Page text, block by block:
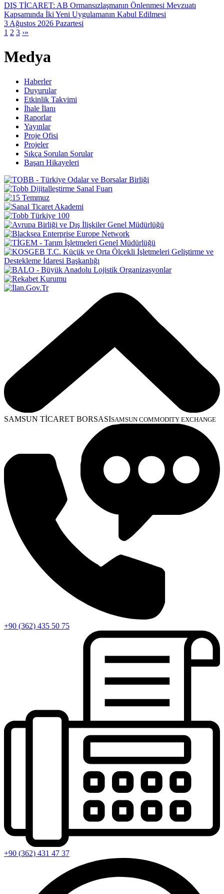
DIŞ TİCARET: AB Ormansızlaşmanın Önlenmesi Mevzuatı
Kapsamında İki Yeni Uygulamanın Kabul Edilmesi
3 Ağustos 2026 Pazartesi
1 2 3 ›»
Medya
Haberler
Duyurular
Etkinlik Takvimi
İhale İlanı
Raporlar
Yayınlar
Proje Ofisi
Projeler
Sıkça Sorulan Sorular
Başarı Hikayeleri
SAMSUN TİCARET BORSASISAMSUN COMMODITY EXCHANGE
+90 (362) 435 50 75
+90 (362) 431 47 37